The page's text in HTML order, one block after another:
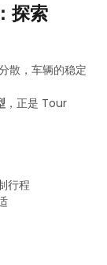
探索
散，车辆的稳定
，正是 Tour
行程